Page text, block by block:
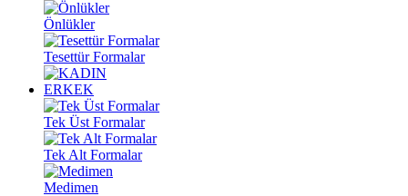
Önlükler
Tesettür Formalar
ERKEK
Tek Üst Formalar
Tek Alt Formalar
Medimen